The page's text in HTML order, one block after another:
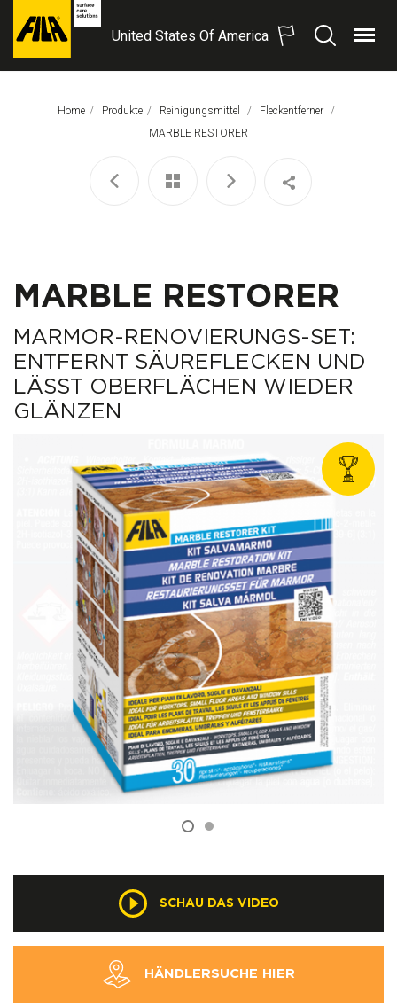
FILA
United States Of America
SuchenMenü
Home Produkte Reinigungsmittel
Fleckentferner
Aktuelle Seite:
MARBLE RESTORER
MARBLE RESTORER
MARMOR-RENOVIERUNGS-SET:
ENTFERNT SÄUREFLECKEN UND
LÄSST OBERFLÄCHEN WIEDER
GLÄNZEN
SCHAU DAS VIDEO
HÄNDLERSUCHE HIER